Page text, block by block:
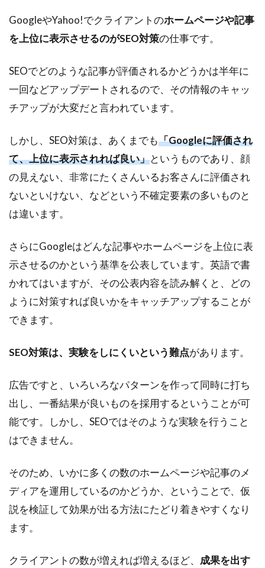
GoogleやYahoo!でクライアントのホームページや記事
を上位に表示させるのがSEO対策の仕事です。
SEOでどのような記事が評価されるかどうかは半年に
一回などアップデートされるので、その情報のキャッ
チアップが大変だと言われています。
しかし、SEO対策は、あくまでも「Googleに評価され
て、上位に表示されれば良い」というものであり、顔
の見えない、非常にたくさんいるお客さんに評価され
ないといけない、などという不確定要素の多いものと
は違います。
さらにGoogleはどんな記事やホームページを上位に表
示させるのかという基準を公表しています。英語で書
かれてはいますが、その公表内容を読み解くと、どの
ように対策すれば良いかをキャッチアップすることが
できます。
SEO対策は、実験をしにくいという難点があります。
広告ですと、いろいろなパターンを作って同時に打ち
出し、一番結果が良いものを採用するということが可
能です。しかし、SEOではそのような実験を行うこと
はできません。
そのため、いかに多くの数のホームページや記事のメ
ディアを運用しているのかどうか、ということで、仮
説を検証して効果が出る方法にたどり着きやすくなり
ます。
クライアントの数が増えれば増えるほど、 成果を出す